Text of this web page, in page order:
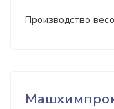
Производство